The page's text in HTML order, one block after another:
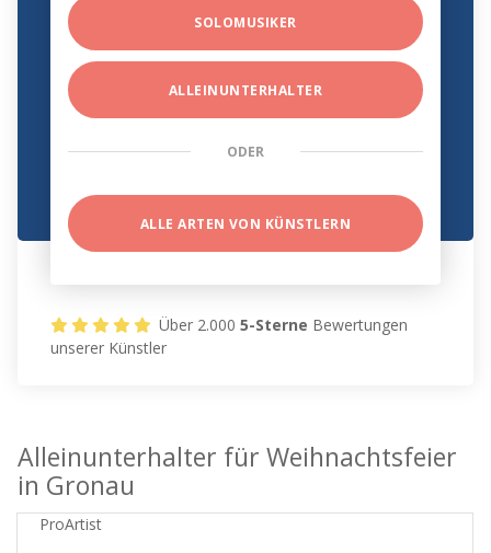
SOLOMUSIKER
ALLEINUNTERHALTER
ODER
ALLE ARTEN VON KÜNSTLERN
Über 2.0005-Sterne Bewertungen
unserer Künstler
Alleinunterhalter für Weihnachtsfeier
in Gronau
ProArtist